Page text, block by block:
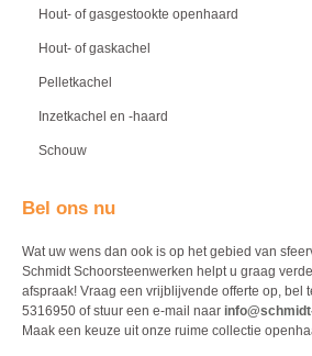
Hout- of gasgestookte openhaard
Hout- of gaskachel
Pelletkachel
Inzetkachel en -haard
Schouw
Bel ons nu
Wat uw wens dan ook is op het gebied van
Schmidt Schoorsteenwerken helpt u graag
afspraak! Vraag een vrijblijvende offerte op, bel
5316950 of stuur een e-mail naar
Maak een keuze uit onze ruime collectie